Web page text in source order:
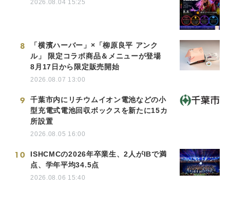
2026.08.04 15:25
8
「横濱ハーバー」×「柳原良平 アンク
ル」 限定コラボ商品＆メニューが登場
8月17日から限定販売開始
2026.08.07 13:00
9
千葉市内にリチウムイオン電池などの小
型充電式電池回収ボックスを新たに15カ
所設置
2026.08.05 16:00
10
ISHCMCの2026年卒業生、2人がIBで満
点、学年平均34.5点
2026.08.06 15:40